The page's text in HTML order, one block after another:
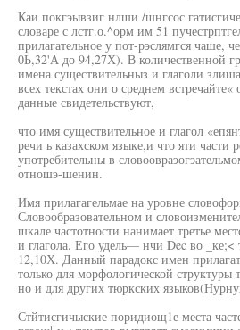
Каи покгэывзиг нлши /шнгсос
словаре с лстг.о.^орм им 51
прилагательное у пот-рэслямгся чаше,
0Ь,32'А до 94,27Х). В количественной
имена существительныз и глаголи
всех текстах они о среднем
данные свидетельствуют,
что имя существительное и глагол
речи ь казахском языке,и что яти части
употребительны в
отношэ-шенин.
Имя прилагагельмае на уровне
Словообразовательном и
шкале частотности нанимает третье
и глагола. Его удель— нчи Dec во _ке;<
12,10Х. Данный парадокс имен
только для морфологической структуры
но и для других тюркских
Стйтисгичыские поридиощ1е места